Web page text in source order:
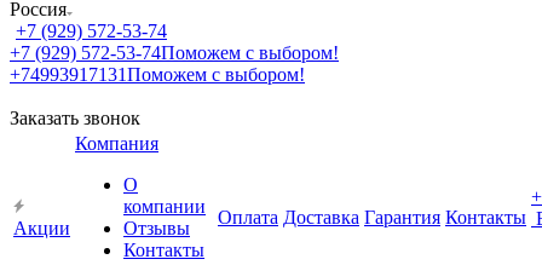
Россия
+7 (929) 572-53-74
+7 (929) 572-53-74Поможем с выбором!
+74993917131Поможем с выбором!
Заказать звонок
Акции
Компания
О
компании
Отзывы
Контакты
Оплата Доставка Гарантия Контакты
+